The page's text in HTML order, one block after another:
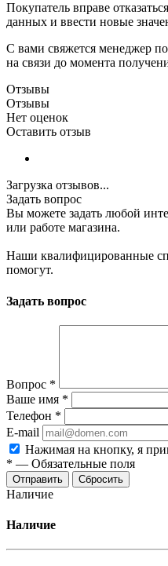
Покупатель вправе
данных и ввести новые
С вами свяжется менеджер
на связи до момента
Отзывы
Отзывы
Нет оценок
Оставить отзыв
Загрузка отзывов...
Задать вопрос
Вы можете задать любой
или работе магазина.
Наши квалифицированные
помогут.
Задать вопрос
Вопрос *
Ваше имя *
Телефон *
E-mail
Нажимая на кнопку, я
* — Обязательные поля
Отправить Сбросить
Наличие
Наличие